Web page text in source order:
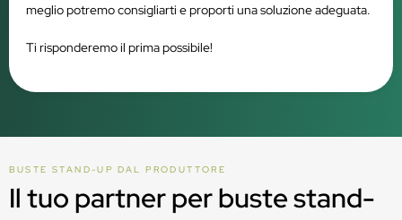
meglio potremo consigliarti e proporti una soluzione adeguata.
Ti risponderemo il prima possibile!
BUSTE STAND-UP DAL PRODUTTORE
Il tuo partner per buste stand-